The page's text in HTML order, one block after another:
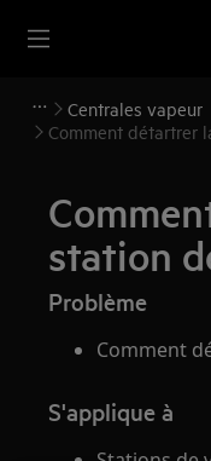
Centrales vapeur
Comment détartrer
station
Problème
Comment
S'applique à